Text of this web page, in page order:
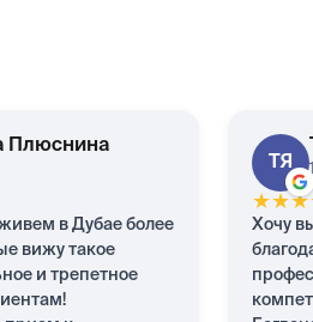
Плюснина
в Дубае более
вижу такое
и трепетное
ТЯ
★★★
Хочу